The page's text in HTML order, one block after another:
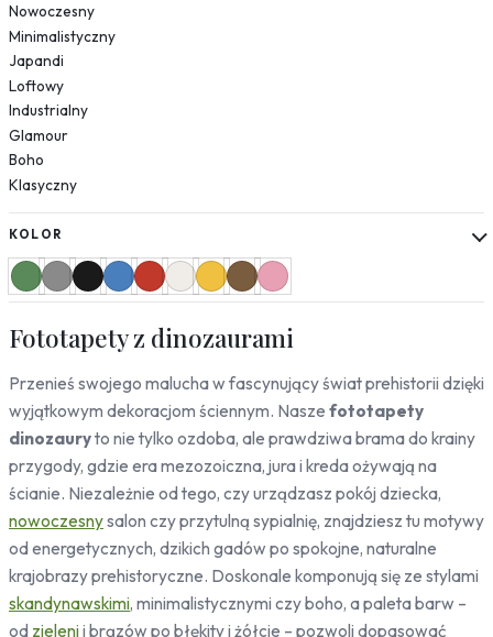
Morze
Kwiaty
Dmuchawce
Lawenda
Magnolie
Maki
Storczyki
Piwonie
Słoneczniki
Mapy
Miasta
Londyn
Paryż
Rzym
Warszawa
Kraków
Gdańsk
Moskwa
Tokio
Berlin
Dubaj
Wrocław
Nowoczesny
Minimalistyczny
Japandi
Loftowy
Industrialny
Glamour
Boho
Klasyczny
KOLOR
Fototapety z dinozaurami
Przenieś swojego malucha w fascynujący świat prehistorii dzięki
wyjątkowym dekoracjom ściennym. Nasze fototapety
dinozauryto nie tylko ozdoba, ale prawdziwa brama do krainy
przygody, gdzie era mezozoiczna, jura i kreda ożywają na
ścianie. Niezależnie od tego, czy urządzasz pokój dziecka,
nowoczesnysalon czy przytulną sypialnię, znajdziesz tu motywy
od energetycznych, dzikich gadów po spokojne, naturalne
krajobrazy prehistoryczne. Doskonale komponują się ze stylami
skandynawskimi, minimalistycznymi czy boho, a paleta barw –
od zielenii brązów po błękity i żółcie – pozwoli dopasować